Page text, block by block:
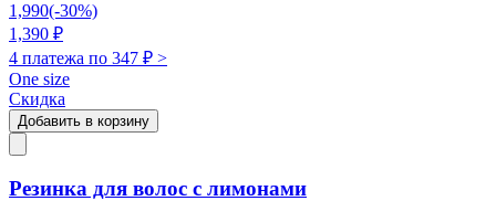
1,990(-30%)
1,390 ₽
4 платежа по 347 ₽ >
One size
Скидка
Добавить в корзину
Резинка для волос с лимонами